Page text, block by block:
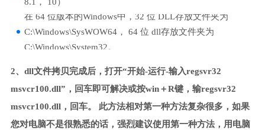
在 64 位版本的Windows中，32 位 DLL存放文件夹为
C:\Windows\SysWOW64， 64 位 dll存放文件夹为
C:\Windows\System32。
2、dll文件拷贝完成后，打开“开始-运行-输入regsvr32
msvcr100.dll”，回车即可解决或按win＋R键，输regsvr32
msvcr100.dll，回车。 此方法相对第一种方法复杂很多，如果
您对电脑不是很熟悉的话，强烈建议使用第一种方法，用电脑